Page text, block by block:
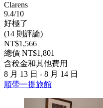
Clarens
9.4/10
好極了
(14 則評論)
NT$1,566
總價 NT$1,801
含稅金和其他費用
8 月 13 日 - 8 月 14 日
順帶一提旅館